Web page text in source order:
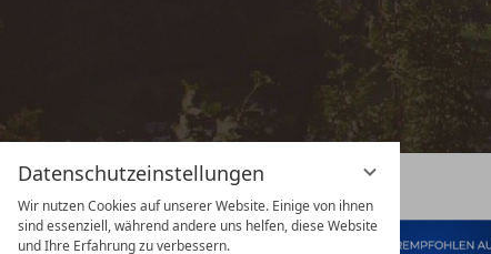
Datenschutzeinstellungen
Wir nutzen Cookies auf unserer Website. Einige von ihnen
sind essenziell, während andere uns helfen, diese Website
und Ihre Erfahrung zu verbessern.